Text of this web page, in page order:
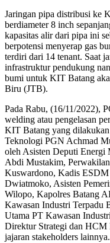
Jaringan pipa distribusi ke
berdiameter 8 inch
kapasitas alir dari pipa ini
berpotensi menyerap gas
terdiri dari 14 tenant. Saat
infrastruktur pendukung
bumi untuk KIT Batang
Biru (JTB).
Pada Rabu, (16/11/2022),
welding atau pengelasan
KIT Batang yang
Teknologi PGN Achmad
oleh Asisten Deputi
Abdi Mustakim,
Kuswardono, Kadis ESDM
Dwiatmoko, Asisten
Wilopo, Kapolres Batang
Kawasan Industri Terpadu
Utama PT Kawasan
Direktur Strategi dan HCM
jajaran stakeholders lainnya.